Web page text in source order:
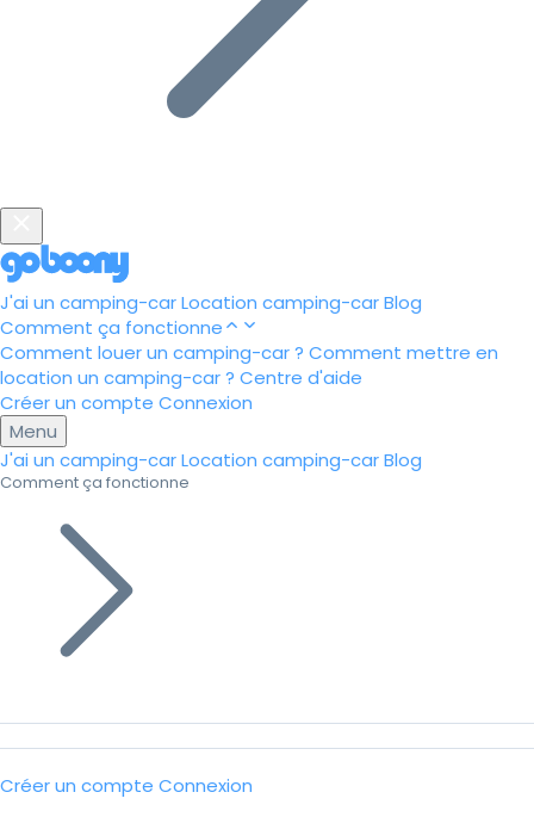
J'ai un camping-carLocation camping-carBlog
Comment ça fonctionne
Comment louer un camping-car ? Comment mettre en
location un camping-car ? Centre d'aide
Créer un compte Connexion
Menu
J'ai un camping-carLocation camping-carBlog
Comment ça fonctionne
Créer un compte Connexion